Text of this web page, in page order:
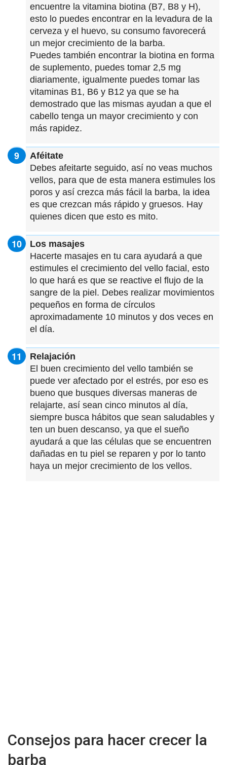
encuentre la vitamina biotina (B7, B8 y H),
esto lo puedes encontrar en la levadura de la
cerveza y el huevo, su consumo favorecerá
un mejor crecimiento de la barba.
Puedes también encontrar la biotina en forma
de suplemento, puedes tomar 2,5 mg
diariamente, igualmente puedes tomar las
vitaminas B1, B6 y B12 ya que se ha
demostrado que las mismas ayudan a que el
cabello tenga un mayor crecimiento y con
más rapidez.
Aféitate
Debes afeitarte seguido, así no veas muchos
vellos, para que de esta manera estimules los
poros y así crezca más fácil la barba, la idea
es que crezcan más rápido y gruesos. Hay
quienes dicen que esto es mito.
Los masajes
Hacerte masajes en tu cara ayudará a que
estimules el crecimiento del vello facial, esto
lo que hará es que se reactive el flujo de la
sangre de la piel. Debes realizar movimientos
pequeños en forma de círculos
aproximadamente 10 minutos y dos veces en
el día.
Relajación
El buen crecimiento del vello también se
puede ver afectado por el estrés, por eso es
bueno que busques diversas maneras de
relajarte, así sean cinco minutos al día,
siempre busca hábitos que sean saludables y
ten un buen descanso, ya que el sueño
ayudará a que las células que se encuentren
dañadas en tu piel se reparen y por lo tanto
haya un mejor crecimiento de los vellos.
Consejos para hacer crecer la
barba